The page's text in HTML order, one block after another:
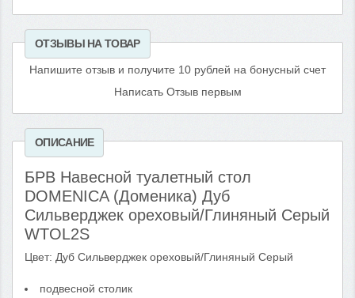
ОТЗЫВЫ НА ТОВАР
Напишите отзыв и получите 10 рублей на бонусный счет
Написать Отзыв первым
ОПИСАНИЕ
БРВ Навесной туалетный стол
DOMENICA (Доменика) Дуб
Сильверджек ореховый/Глиняный Cерый
WTOL2S
Цвет: Дуб Сильверджек ореховый/Глиняный Cерый
подвесной столик